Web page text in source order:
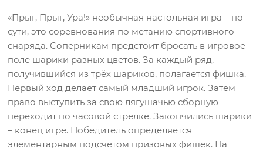
«Прыг, Прыг, Ура!» необычная настольная игра – по
сути, это соревнования по метанию спортивного
снаряда. Соперникам предстоит бросать в игровое
поле шарики разных цветов. За каждый ряд,
получившийся из трёх шариков, полагается фишка.
Первый ход делает самый младший игрок. Затем
право выступить за свою лягушачью сборную
переходит по часовой стрелке. Закончились шарики
– конец игре. Победитель определяется
элементарным подсчетом призовых фишек. На